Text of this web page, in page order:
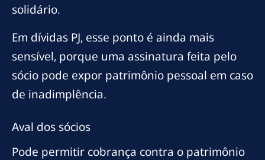
solidário.
Em dívidas PJ, esse ponto é ainda mais
sensível, porque uma assinatura feita pelo
sócio pode expor patrimônio pessoal em caso
de inadimplência.
Aval dos sócios
Pode permitir cobrança contra o patrimônio